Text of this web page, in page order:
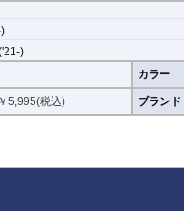
能を発揮します。
利なクリーニングクロス、脱脂用
ています。
)
カラー
￥ 5,995(税込) ブランド